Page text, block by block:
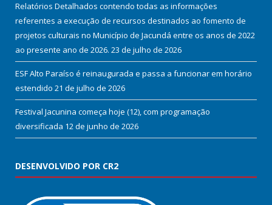
Relatórios Detalhados contendo todas as informações
referentes a execução de recursos destinados ao fomento de
projetos culturais no Município de Jacundá entre os anos de 2022
ao presente ano de 2026. 23 de julho de 2026
ESF Alto Paraíso é reinaugurada e passa a funcionar em horário
estendido 21 de julho de 2026
Festival Jacunina começa hoje (12), com programação
diversificada 12 de junho de 2026
DESENVOLVIDO POR CR2